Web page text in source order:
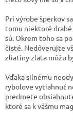
Pri výrobe šperkov
tomu niektoré
sú. Okrem toho sa
čisté. Nedôverujte
zliatiny zlata môžu
Vďaka silnému
rybolove vytiahnuť
predmete
ktoré sa k vášmu